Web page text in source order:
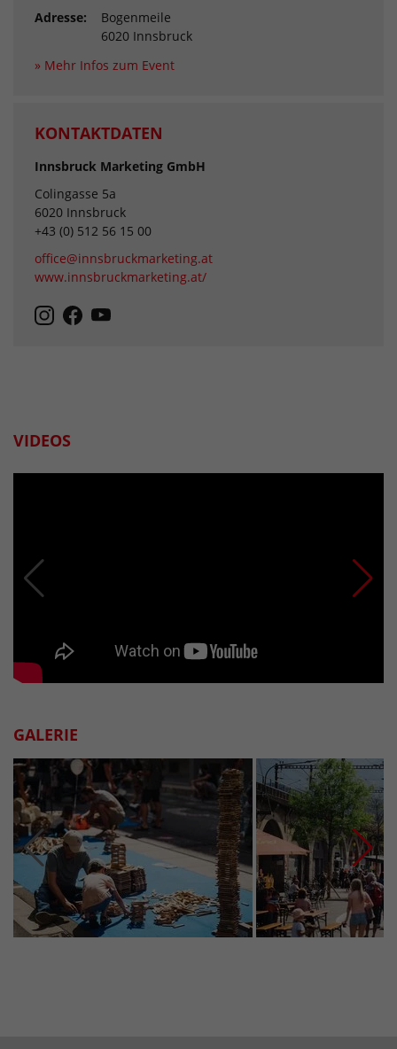
Adresse:
Bogenmeile
6020 Innsbruck
» Mehr Infos zum Event
KONTAKTDATEN
Innsbruck Marketing GmbH
Colingasse 5a
6020 Innsbruck
+43 (0) 512 56 15 00
office@innsbruckmarketing.at
www.innsbruckmarketing.at/
VIDEOS
GALERIE